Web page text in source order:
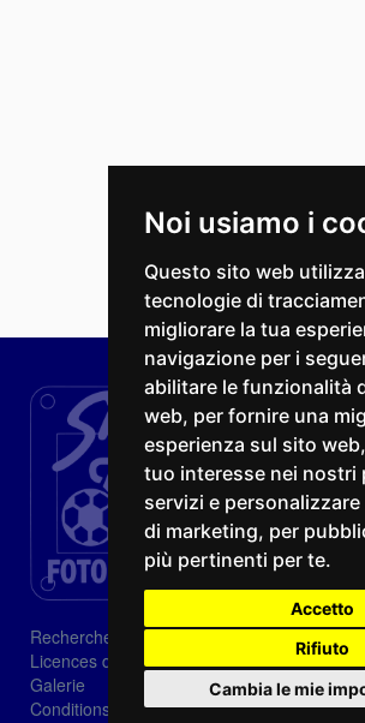
Noi usiamo i
Questo sito web
tecnologie di
migliorare la tua
navigazione per i
abilitare le funzionalità
web, per fornire una
esperienza sul sito web,
tuo interesse nei nostri
servizi e
di marketing, per
più pertinenti per te.
Accetto
Rifiuto
Cambia le mie
Recherche
Licences d'image
Galerie
Conditions de vente